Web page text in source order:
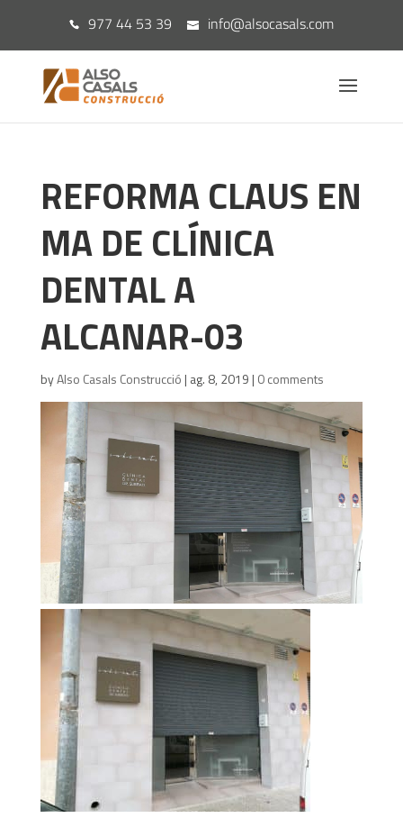
977 44 53 39 info@alsocasals.com
REFORMA CLAUS EN
MA DE CLÍNICA
DENTAL A
ALCANAR-03
byAlso Casals Construcció | ag. 8, 2019 | 0 comments